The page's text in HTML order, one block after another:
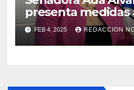
presenta medidas
violencia en el
FEB 4, 2025 REDACCION